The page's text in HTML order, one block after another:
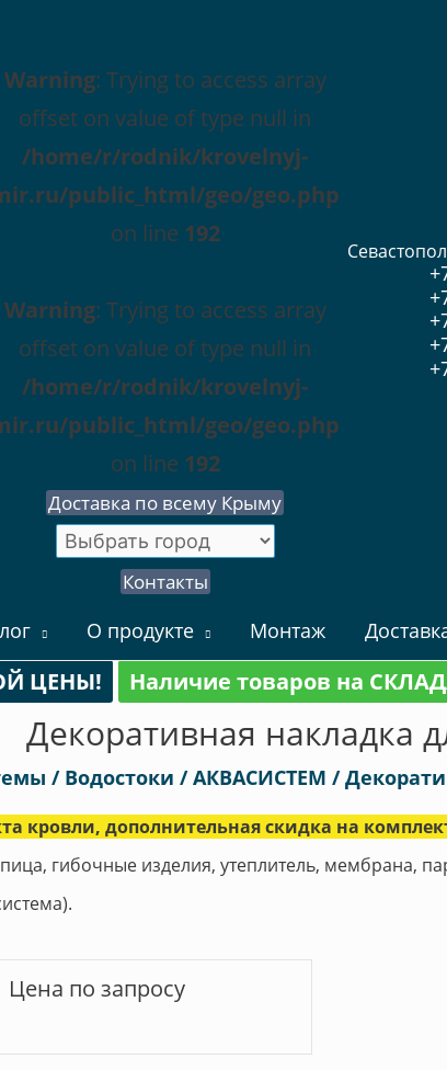
Warning: Trying to access array
offset on value of type null in
/home/r/rodnik/krovelnyj-
public_html/geo/geo.php
on line 192
Warning: Trying to access array
offset on value of type null in
/home/r/rodnik/krovelnyj-
public_html/geo/geo.php
on line 192
Доставка по всему Крыму
Контакты
О продукте Монтаж
ЦЕНЫ! Наличие товаров на
Декоративная накладка
/ Водостоки /АКВАСИСТЕМ /
кровли, дополнительная скидка на
гибочные изделия, утеплитель, мембрана,
Цена по запросу